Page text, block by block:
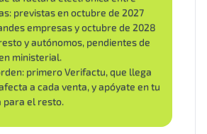
previstas en octubre de 2027
empresas y octubre de 2028
y autónomos, pendientes de
ministerial.
primero Verifactu, que llega
a cada venta, y apóyate en tu
para el resto.